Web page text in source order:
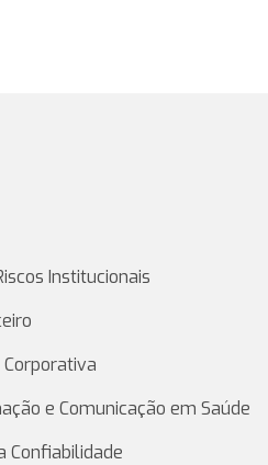
Institucionais
Corporativa
e Comunicação em Saúde
Confiabilidade